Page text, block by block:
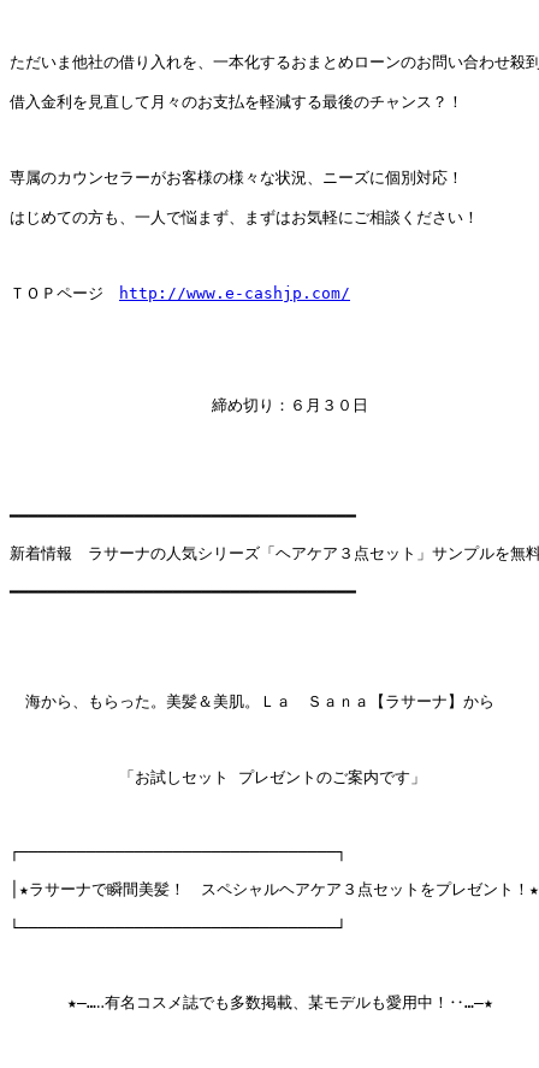
ただいま他社の借り入れを、一本化するおまとめローンのお問い合わせ殺
借入金利を見直して月々のお支払を軽減する最後のチャンス？！
専属のカウンセラーがお客様の様々な状況、ニーズに個別対応！
はじめての方も、一人で悩まず、まずはお気軽にご相談ください！
ＴＯＰページ http://www.e-cashjp.com/
                     締め切り：６月３０日
━━━━━━━━━━━━━━━━━━━━━━━━━━━━━━━━━━━━
新着情報　ラサーナの人気シリーズ「ヘアケア３点セット」サンプルを無
━━━━━━━━━━━━━━━━━━━━━━━━━━━━━━━━━━━━
海から、もらった。美髪＆美肌。Ｌａ　Ｓａｎａ【ラサーナ
「お試しセット プレゼントのご案内です」
┌─────────────────────────────────┐
│★ラサーナで瞬間美髪！　スペシャルヘアケア３点セットをプレゼント！★
└─────────────────────────────────┘
      ★―…‥有名コスメ誌でも多数掲載、某モデルも愛用中！‥…―★